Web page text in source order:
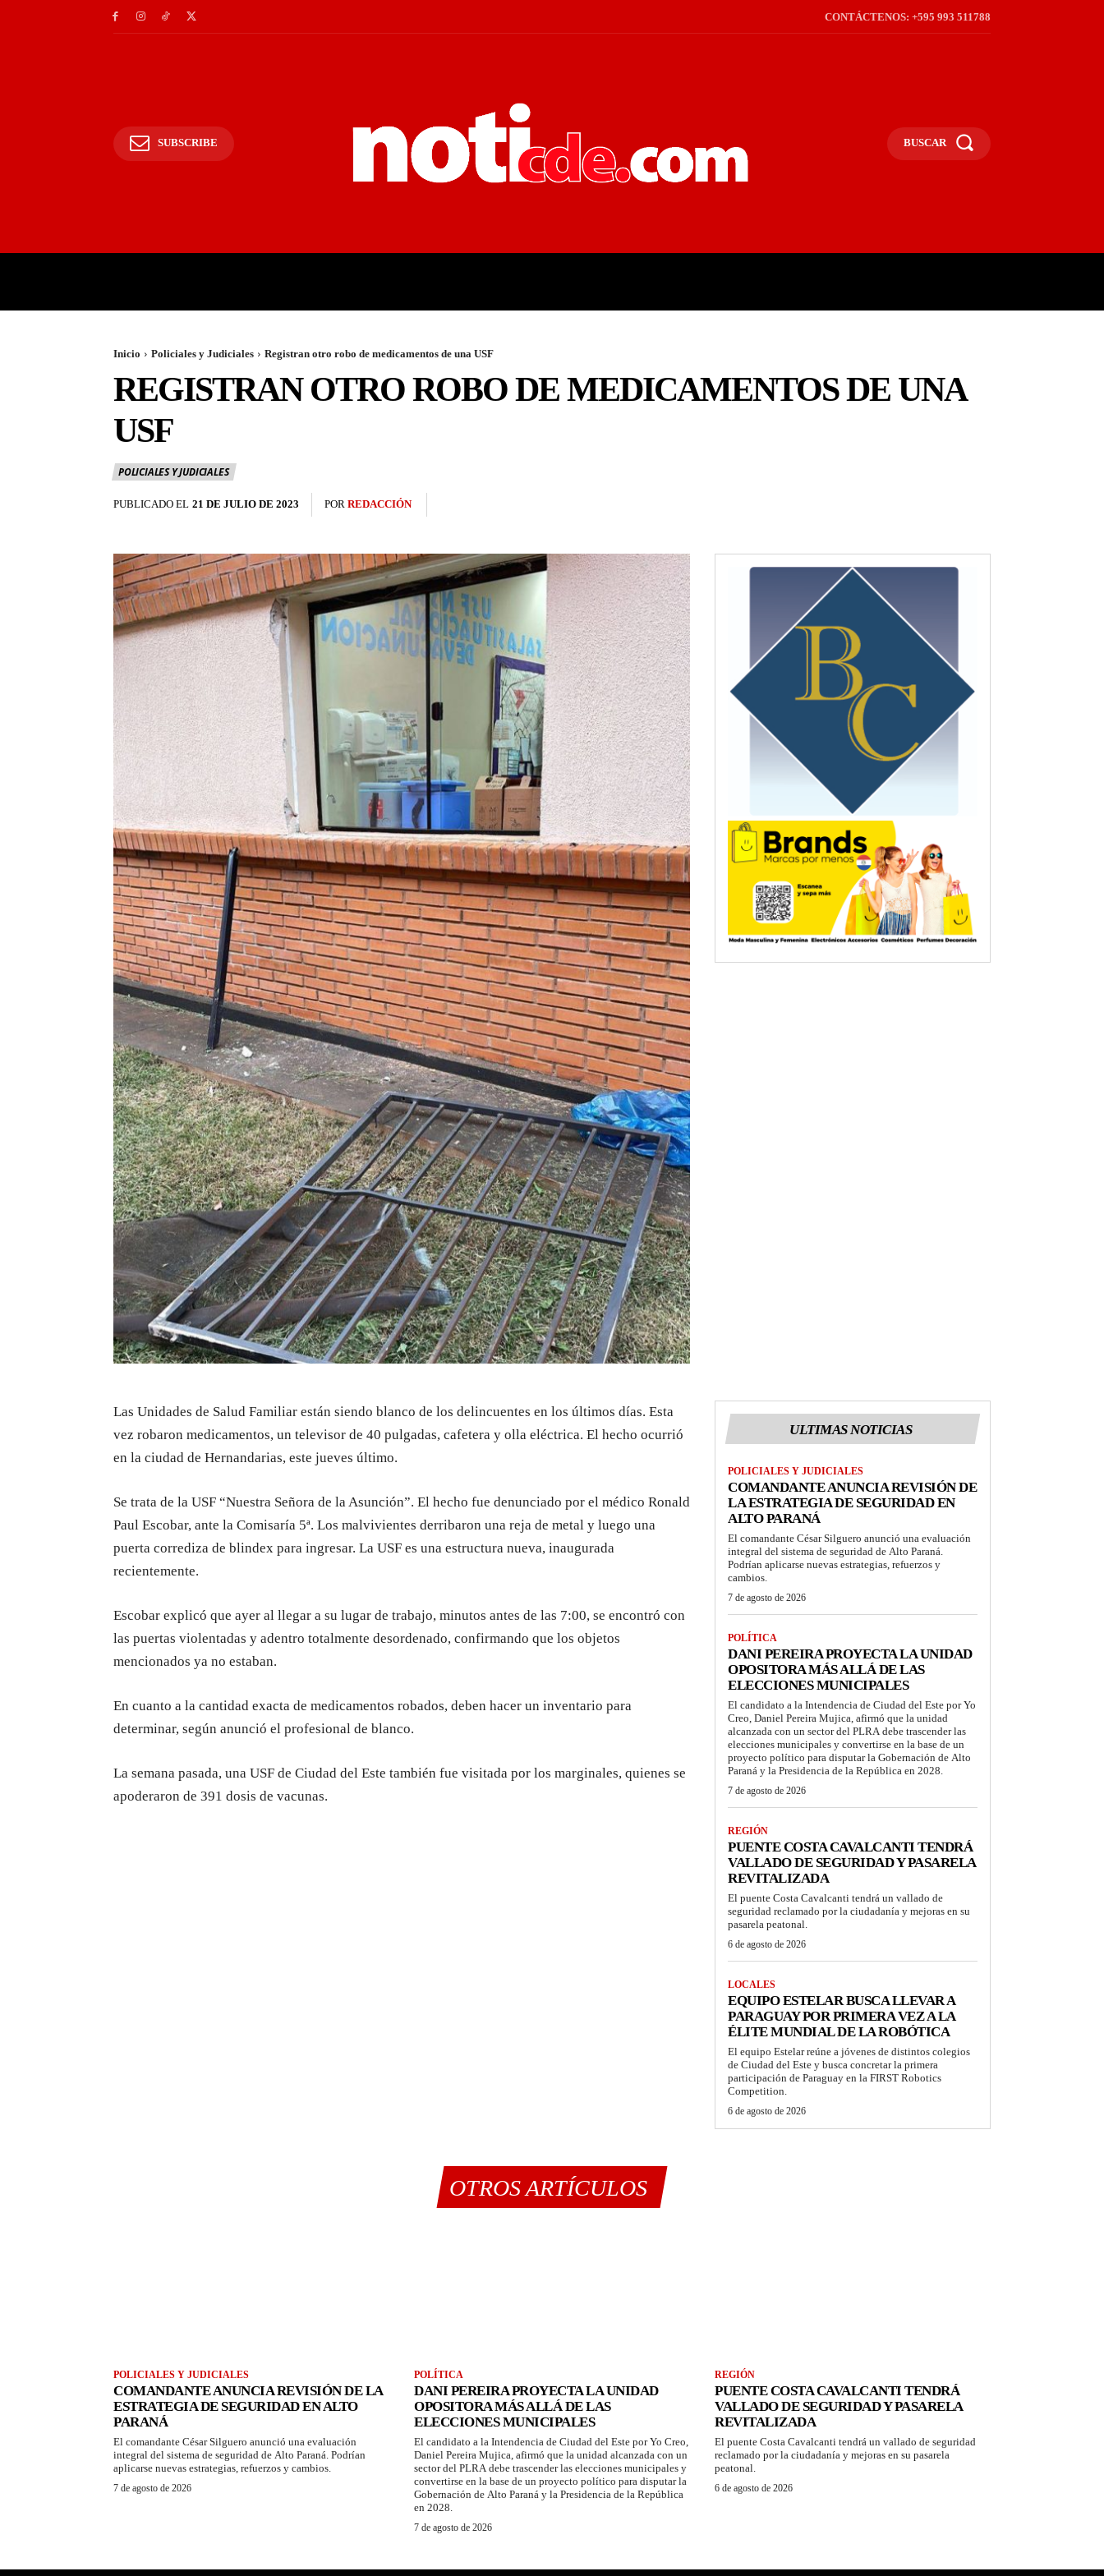
CONTÁCTENOS: +595 993 511788
SUBSCRIBE BUSCAR
Inicio Policiales y Judiciales Registran otro robo de medicamentos de una USF
REGISTRAN OTRO ROBO DE MEDICAMENTOS DE UNA
USF
POLICIALES Y JUDICIALES
PUBLICADO EL 21 DE JULIO DE 2023 POR REDACCIÓN
Las Unidades de Salud Familiar están siendo blanco de los delincuentes en los últimos días. Esta
vez robaron medicamentos, un televisor de 40 pulgadas, cafetera y olla eléctrica. El hecho ocurrió
en la ciudad de Hernandarias, este jueves último.
Se trata de la USF “Nuestra Señora de la Asunción”. El hecho fue denunciado por el médico Ronald
Paul Escobar, ante la Comisaría 5ª. Los malvivientes derribaron una reja de metal y luego una
puerta corrediza de blindex para ingresar. La USF es una estructura nueva, inaugurada
recientemente.
Escobar explicó que ayer al llegar a su lugar de trabajo, minutos antes de las 7:00, se encontró con
las puertas violentadas y adentro totalmente desordenado, confirmando que los objetos
mencionados ya no estaban.
En cuanto a la cantidad exacta de medicamentos robados, deben hacer un inventario para
determinar, según anunció el profesional de blanco.
La semana pasada, una USF de Ciudad del Este también fue visitada por los marginales, quienes se
apoderaron de 391 dosis de vacunas.
ULTIMAS NOTICIAS
POLICIALES Y JUDICIALES
COMANDANTE ANUNCIA REVISIÓN DE
LA ESTRATEGIA DE SEGURIDAD EN
ALTO PARANÁ
El comandante César Silguero anunció una evaluación
integral del sistema de seguridad de Alto Paraná.
Podrían aplicarse nuevas estrategias, refuerzos y
cambios.
7 de agosto de 2026
POLÍTICA
DANI PEREIRA PROYECTA LA UNIDAD
OPOSITORA MÁS ALLÁ DE LAS
ELECCIONES MUNICIPALES
El candidato a la Intendencia de Ciudad del Este por Yo
Creo, Daniel Pereira Mujica, afirmó que la unidad
alcanzada con un sector del PLRA debe trascender las
elecciones municipales y convertirse en la base de un
proyecto político para disputar la Gobernación de Alto
Paraná y la Presidencia de la República en 2028.
7 de agosto de 2026
REGIÓN
PUENTE COSTA CAVALCANTI TENDRÁ
VALLADO DE SEGURIDAD Y PASARELA
REVITALIZADA
El puente Costa Cavalcanti tendrá un vallado de
seguridad reclamado por la ciudadanía y mejoras en su
pasarela peatonal.
6 de agosto de 2026
LOCALES
EQUIPO ESTELAR BUSCA LLEVAR A
PARAGUAY POR PRIMERA VEZ A LA
ÉLITE MUNDIAL DE LA ROBÓTICA
El equipo Estelar reúne a jóvenes de distintos colegios
de Ciudad del Este y busca concretar la primera
participación de Paraguay en la FIRST Robotics
Competition.
6 de agosto de 2026
OTROS ARTÍCULOS
POLICIALES Y JUDICIALES
COMANDANTE ANUNCIA REVISIÓN DE LA
ESTRATEGIA DE SEGURIDAD EN ALTO
PARANÁ
El comandante César Silguero anunció una evaluación
integral del sistema de seguridad de Alto Paraná. Podrían
aplicarse nuevas estrategias, refuerzos y cambios.
7 de agosto de 2026
POLÍTICA
DANI PEREIRA PROYECTA LA UNIDAD
OPOSITORA MÁS ALLÁ DE LAS
ELECCIONES MUNICIPALES
El candidato a la Intendencia de Ciudad del Este por Yo Creo,
Daniel Pereira Mujica, afirmó que la unidad alcanzada con un
sector del PLRA debe trascender las elecciones municipales y
convertirse en la base de un proyecto político para disputar la
Gobernación de Alto Paraná y la Presidencia de la República
en 2028.
7 de agosto de 2026
REGIÓN
PUENTE COSTA CAVALCANTI TENDRÁ
VALLADO DE SEGURIDAD Y PASARELA
REVITALIZADA
El puente Costa Cavalcanti tendrá un vallado de seguridad
reclamado por la ciudadanía y mejoras en su pasarela
peatonal.
6 de agosto de 2026